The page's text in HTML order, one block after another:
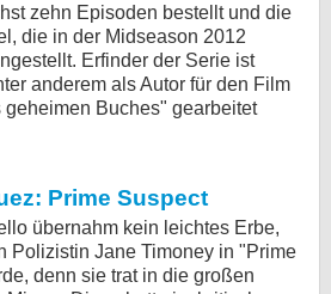
zehn Episoden bestellt und die
die in der Midseason 2012
Erfinder der Serie ist
anderem als Autor für den Film
Buches" gearbeitet
Prime Suspect
übernahm kein leichtes Erbe,
Polizistin Jane Timoney in "Prime
denn sie trat in die großen